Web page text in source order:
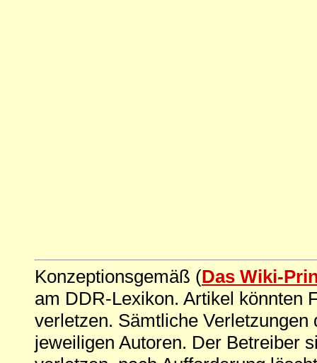
Konzeptionsgemäß (Das Wiki-
am DDR-Lexikon. Artikel könnten
verletzen. Sämtliche
jeweiligen Autoren. Der Betreiber